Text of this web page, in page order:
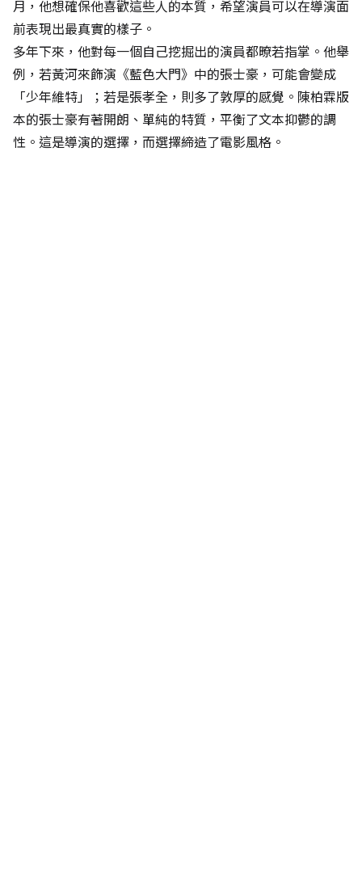
月，他想確保他喜歡這些人的本質，希望演員可以在導演面
前表現出最真實的樣子。
多年下來，他對每一個自己挖掘出的演員都暸若指掌。他舉
例，若黃河來飾演《藍色大門》中的張士豪，可能會變成
「少年維特」；若是張孝全，則多了敦厚的感覺。陳柏霖版
本的張士豪有著開朗、單純的特質，平衡了文本抑鬱的調
性。這是導演的選擇，而選擇締造了電影風格。